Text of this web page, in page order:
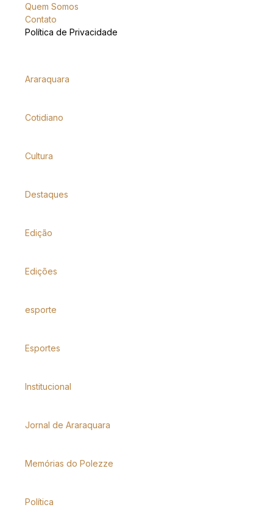
Quem Somos
Contato
Política de Privacidade
Araraquara
Cotidiano
Cultura
Destaques
Edição
Edições
esporte
Esportes
Institucional
Jornal de Araraquara
Memórias do Polezze
Política